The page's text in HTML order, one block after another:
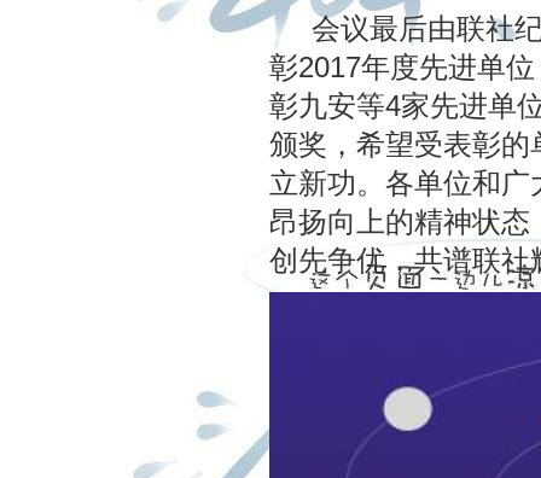
会议最后由联社纪
彰2017年度先进单
彰九安等4家先进单
颁奖，希望受表彰
立新功。各单位和
昂扬向上的精神状
创先争优，共谱联社